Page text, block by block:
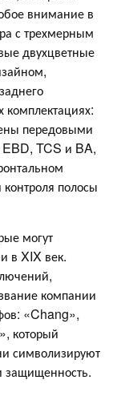
внимание в
с трехмерным
двухцветные
комплектациях:
передовыми
TCS и BA,
полосы
могут
в XIX век.
компании
«Chang»,
который
символизируют
защищенность.